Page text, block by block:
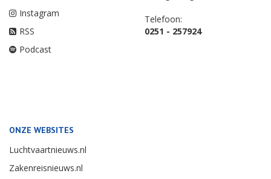
Instagram
RSS
Podcast
Telefoon:
0251 - 257924
ONZE WEBSITES
Luchtvaartnieuws.nl
Zakenreisnieuws.nl